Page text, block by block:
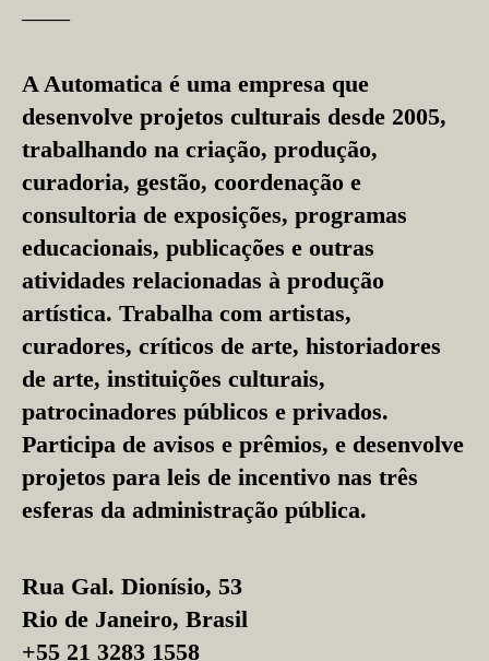
––––
A Automatica é uma empresa que
desenvolve projetos culturais desde 2005,
trabalhando na criação, produção,
curadoria, gestão, coordenação e
consultoria de exposições, programas
educacionais, publicações e outras
atividades relacionadas à produção
artística. Trabalha com artistas,
curadores, críticos de arte, historiadores
de arte, instituições culturais,
patrocinadores públicos e privados.
Participa de avisos e prêmios, e desenvolve
projetos para leis de incentivo nas três
esferas da administração pública.
Rua Gal. Dionísio, 53
Rio de Janeiro, Brasil
+55 21 3283 1558